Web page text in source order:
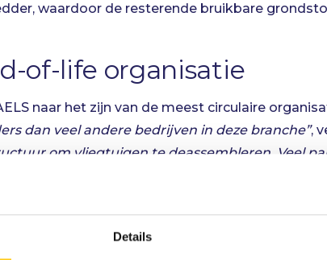
Details
waardoor de resterende bruikbare
of-life organisatie
naar het zijn van de meest circulaire
dan veel andere bedrijven in deze branche”,
om vliegtuigen te deassembleren. Veel
hebben wij de snelheid, kwaliteit en
in de reststroom
realiseren van haar duurzaamheidsambitie. In